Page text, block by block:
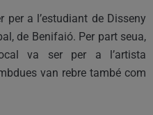
per a l’estudiant de Disseny
de Benifaió. Per part seua,
va ser per a l’artista
van rebre també com